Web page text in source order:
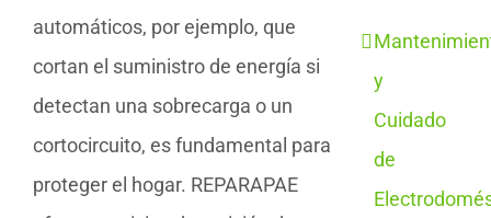
automáticos, por ejemplo, que
cortan el suministro de energía si
detectan una sobrecarga o un
cortocircuito, es fundamental para
proteger el hogar. REPARAPAE
y
Cuidado
de